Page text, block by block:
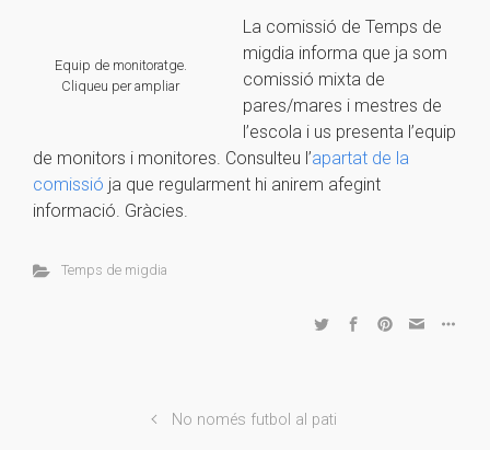
Equip de monitoratge.
Cliqueu per ampliar
La comissió de Temps de
migdia informa que ja som
comissió mixta de
pares/mares i mestres de
l’escola i us presenta l’equip
de monitors i monitores. Consulteu l’apartat de la
comissió ja que regularment hi anirem afegint
informació. Gràcies.
Temps de migdia
No només futbol al pati